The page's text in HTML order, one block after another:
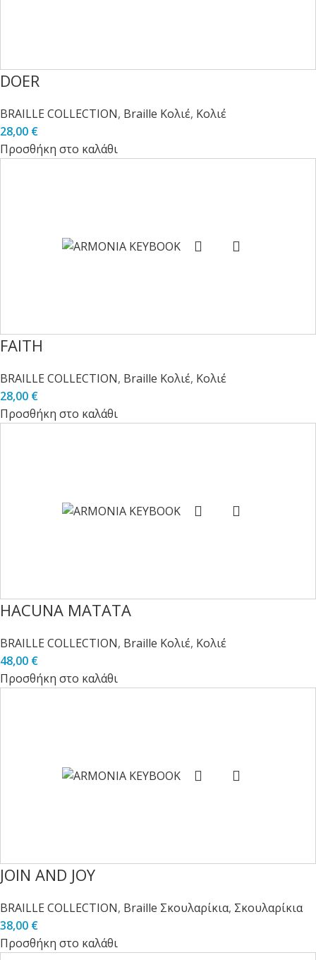
DOER
BRAILLE COLLECTION, Braille Κολιέ, Κολιέ
28,00 €
Προσθήκη στο καλάθι
FAITH
BRAILLE COLLECTION, Braille Κολιέ, Κολιέ
28,00 €
Προσθήκη στο καλάθι
HACUNA MATATA
BRAILLE COLLECTION, Braille Κολιέ, Κολιέ
48,00 €
Προσθήκη στο καλάθι
JOIN AND JOY
BRAILLE COLLECTION, Braille Σκουλαρίκια, Σκουλαρίκια
38,00 €
Προσθήκη στο καλάθι